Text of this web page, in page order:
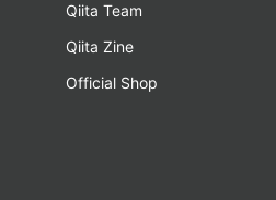
Qiita Team
Qiita Zine
Official Shop